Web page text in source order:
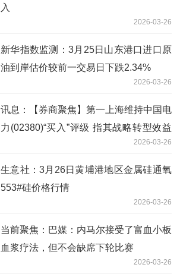
入
2026-03-26
新华指数监测：3月25日山东港口进口原
油到岸估价较前一交易日下跌2.34%
2026-03-26
讯息：【券商聚焦】第一上海维持中国电
力(02380)“买入”评级 指其战略转型效益
2026-03-26
生意社：3月26日黄埔港地区金属硅通氧
553#硅价格行情
2026-03-26
当前聚焦：巴媒：内马尔接受了富血小板
血浆疗法，但不会缺席下轮比赛
2026-03-26